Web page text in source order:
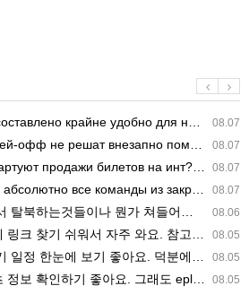
08.07
крайне удобно для нашего часово…
08.07
не решат внезапно поменять. https:/…
08.07
продажи билетов на инт? https://g…
08.07
все команды из закрытых квали…
08.06
들어오는 낌새를 미리 알아차리기 위함이지 저걸 전쟁준비라고 하…
08.05
와요. 참고로 무료스포츠중계 정보 확인할 때 출처 꼭 체크해요.…
08.05
아요. 덕분에 epl중계 볼 때 공식 중계 채널 먼저 찾아봐요. …
08.05
. 그래도 epl중계 볼 때 공식 중계 채널 먼저 찾아봐요. 북마크…